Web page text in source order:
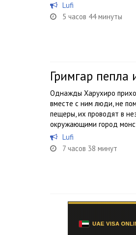
Lufi
5 часов 44 минуты
Гримгар
Однажды Харухиро
вместе с ним люди, не
пещеры, их проводят в
окружающими город
Lufi
7 часов 38 минут